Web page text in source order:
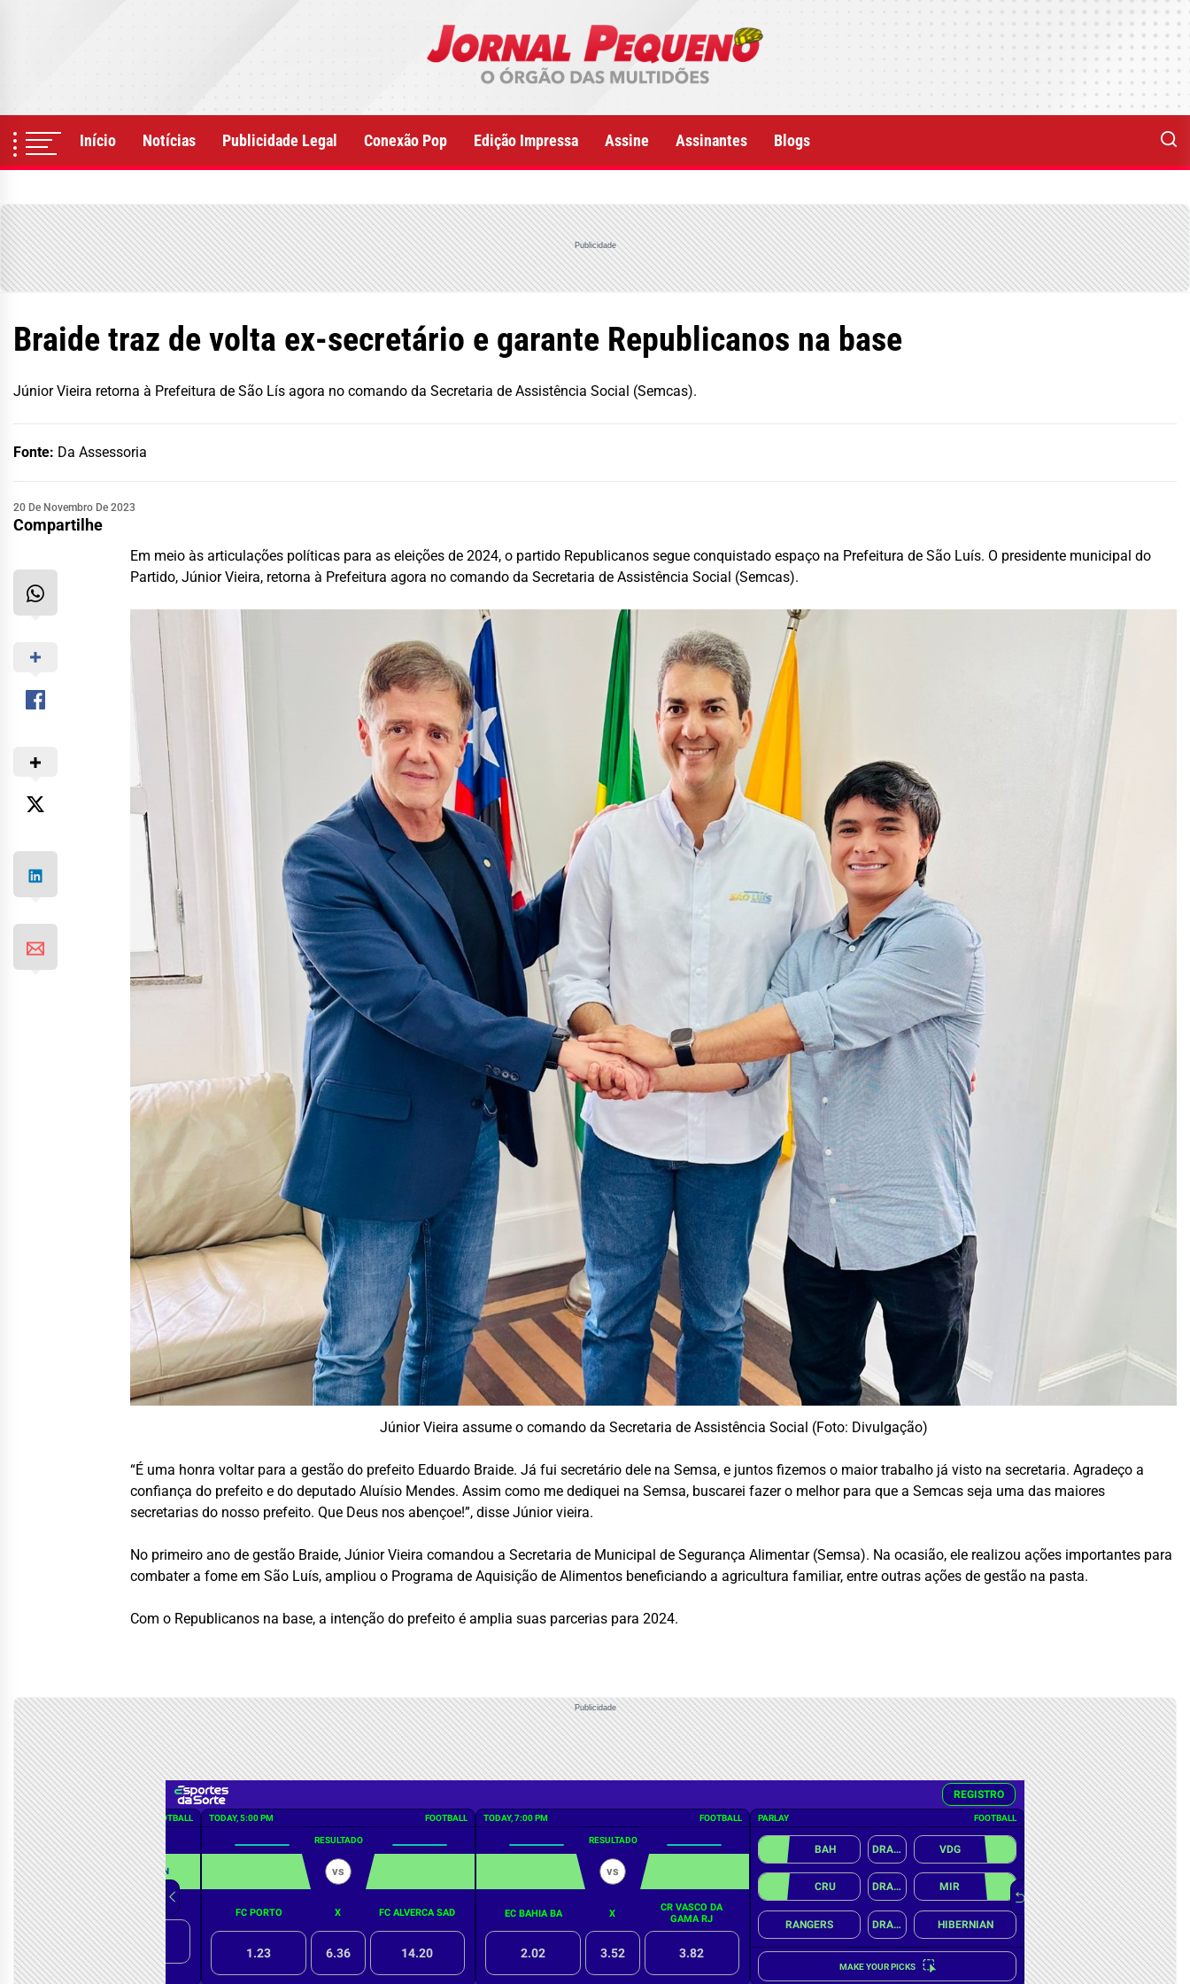
Início Notícias Publicidade Legal Conexão Pop Edição Impressa Assine Assinantes Blogs
Publicidade
Braide traz de volta ex-secretário e garante Republicanos na base
Júnior Vieira retorna à Prefeitura de São Lís agora no comando da Secretaria de Assistência Social (Semcas).
Fonte: Da Assessoria
20 De Novembro De 2023
Compartilhe
Em meio às articulações políticas para as eleições de 2024, o partido Republicanos segue conquistado espaço na Prefeitura de São Luís. O presidente municipal do
Partido, Júnior Vieira, retorna à Prefeitura agora no comando da Secretaria de Assistência Social (Semcas).
Júnior Vieira assume o comando da Secretaria de Assistência Social (Foto: Divulgação)
“É uma honra voltar para a gestão do prefeito Eduardo Braide. Já fui secretário dele na Semsa, e juntos fizemos o maior trabalho já visto na secretaria. Agradeço a
confiança do prefeito e do deputado Aluísio Mendes. Assim como me dediquei na Semsa, buscarei fazer o melhor para que a Semcas seja uma das maiores
secretarias do nosso prefeito. Que Deus nos abençoe!”, disse Júnior vieira.
No primeiro ano de gestão Braide, Júnior Vieira comandou a Secretaria de Municipal de Segurança Alimentar (Semsa). Na ocasião, ele realizou ações importantes para
combater a fome em São Luís, ampliou o Programa de Aquisição de Alimentos beneficiando a agricultura familiar, entre outras ações de gestão na pasta.
Com o Republicanos na base, a intenção do prefeito é amplia suas parcerias para 2024.
Publicidade